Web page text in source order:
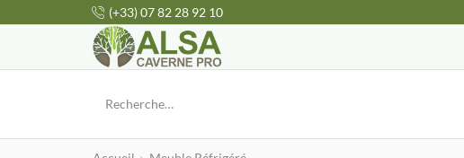
(+33) 07 82 28 92 10